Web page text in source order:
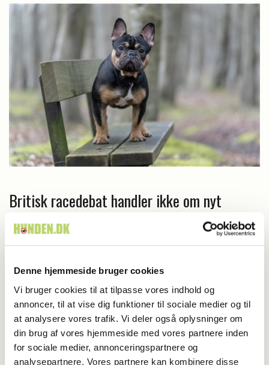
Denne hjemmeside bruger cookies
Vi bruger cookies til at tilpasse vores indhold og
annoncer, til at vise dig funktioner til sociale medier og til
at analysere vores trafik. Vi deler også oplysninger om
din brug af vores hjemmeside med vores partnere inden
for sociale medier, annonceringspartnere og
analysepartnere. Vores partnere kan kombinere disse
Britisk racedebat handler ikke om nyt
forbud